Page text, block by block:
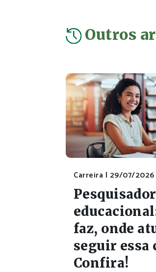
Outros
Carreira | 29/07/2026
Pesquisador
faz, onde
seguir essa
Confira!